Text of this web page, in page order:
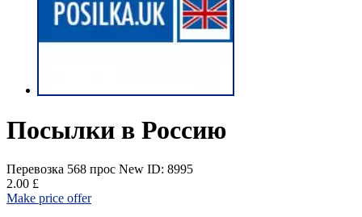
Посылки в Россию
Перевозка 568 прос New ID: 8995
2.00 £
Make price offer